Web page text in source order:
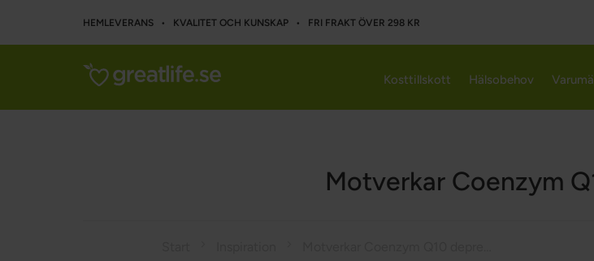
HEMLEVERANS • KVALITET OCH KUNSKAP • FRI FRAKT ÖVER 298 KR
Kosttillskott Hälsobehov
Motverkar Coenzym